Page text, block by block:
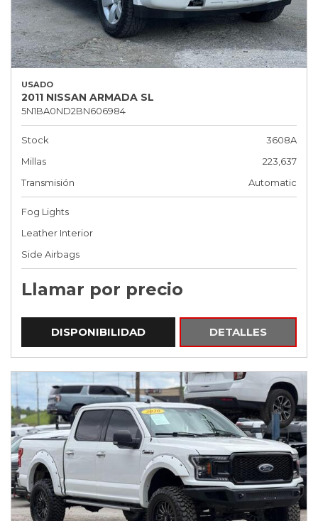
USADO
2011 NISSAN ARMADA SL
5N1BA0ND2BN606984
Stock
3608A
Millas
223,637
Transmisión
Automatic
Fog Lights
Leather Interior
Side Airbags
Llamar por precio
DISPONIBILIDAD DETALLES